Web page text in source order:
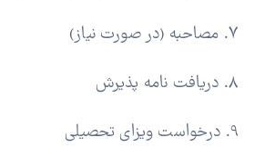
7. مصاحبه (در صورت نیاز)
8. دریافت نامه پذیرش
9. درخواست ویزای تحصیلی